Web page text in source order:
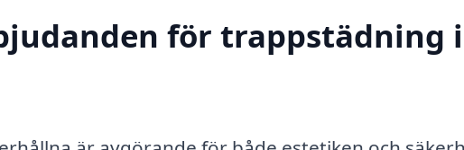
för trappstädning i